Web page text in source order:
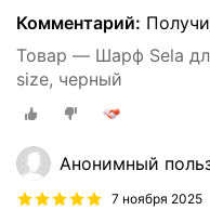
Комментарий:
Товар — Шарф Sela
size, черный
Анонимный
7 ноября 2025